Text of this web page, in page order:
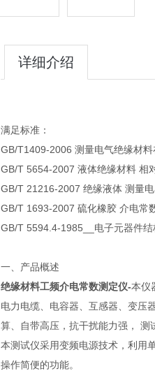
详细介绍
满足标准：
GB/T1409-2006 测量电气绝缘材
GB/T 5654-2007 液体绝缘材料 相
GB/T 21216-2007 绝缘液体 测量
GB/T 1693-2007 硫化橡胶 介电常
GB/T 5594.4-1985__电子元器件
一、产品概述
绝缘材料工频介电常数测定仪-本仪
电力电缆、电容器、互感器、变压
算、自带高压，抗干扰能力强， 测
本测试仪采用变频电源技术，利用
操作简便的功能。